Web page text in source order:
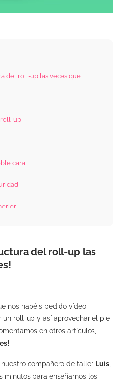
del roll-up las veces que
roll-up
cara
del roll-up las
nos habéis pedido vídeo
roll-up y así aprovechar el pie
en otros artículos,
compañero de taller Luís,
minutos para enseñarnos los